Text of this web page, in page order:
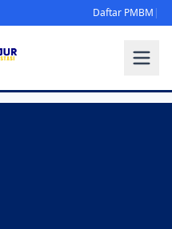
Daftar PMBM |